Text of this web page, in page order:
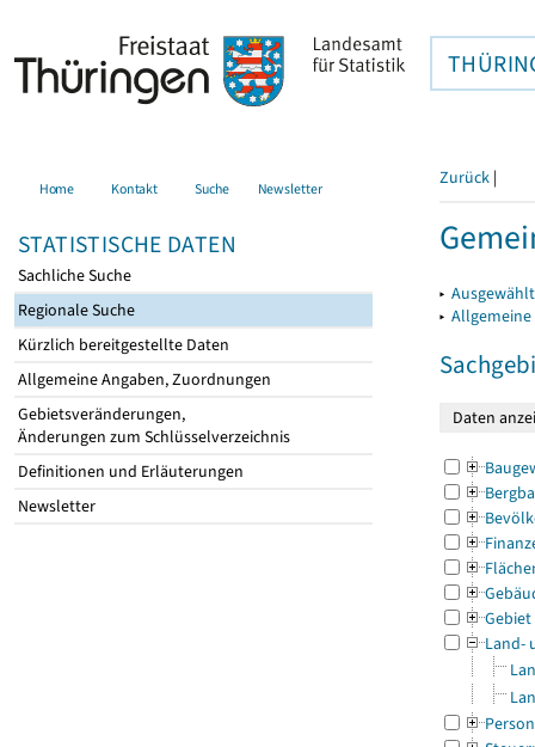
Home Kontakt Suche Newsletter
STATISTISCHE DATEN
Sachliche Suche
Regionale Suche
Kürzlich bereitgestellte Daten
Allgemeine Angaben, Zuordnungen
Gebietsveränderungen,
Änderungen zum Schlüsselverzeichnis
Definitionen und Erläuterungen
Newsletter
Zurück |
▸
▸
Gebiet
Land-